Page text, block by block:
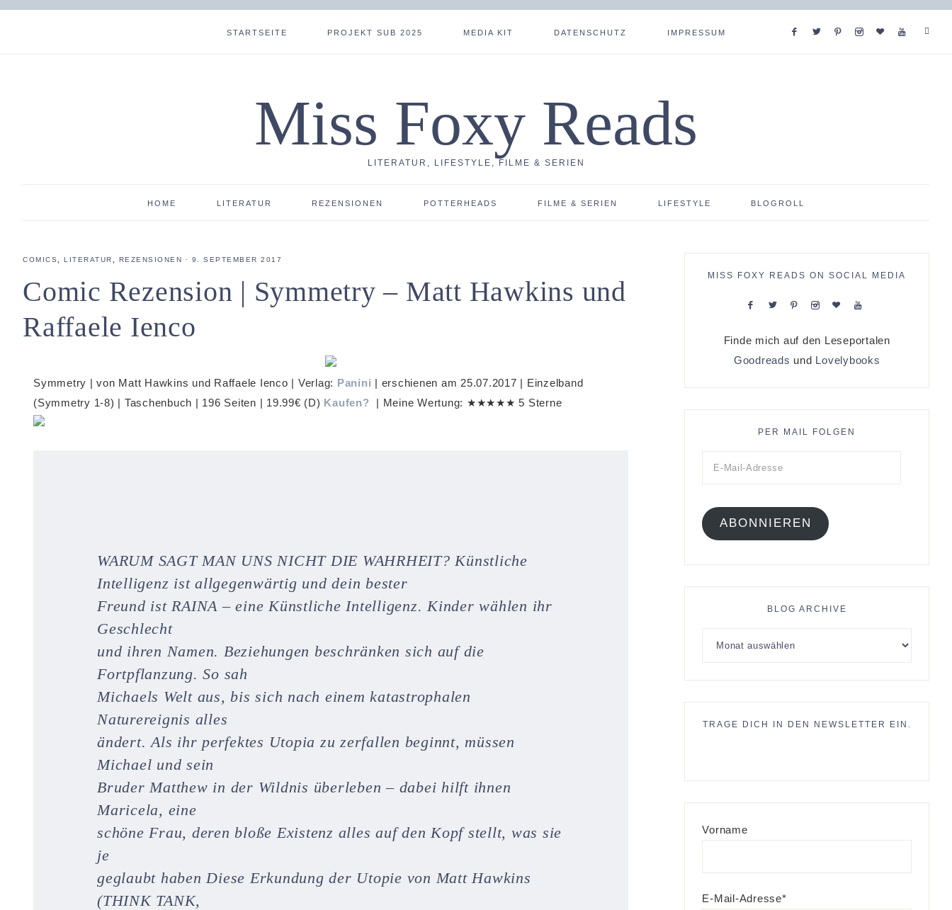
STARTSEITE PROJEKT SUB 2025 MEDIA KIT DATENSCHUTZ IMPRESSUM
Miss Foxy Reads
LITERATUR, LIFESTYLE, FILME & SERIEN
HOME LITERATUR REZENSIONEN POTTERHEADS FILME & SERIEN LIFESTYLE BLOGROLL
COMICS LITERATUR REZENSIONEN · 9. SEPTEMBER 2017
Comic Rezension | Symmetry – Matt Hawkins und
Raffaele Ienco
Symmetry | von Matt Hawkins und Raffaele Ienco | Verlag: Panini | erschienen am 25.07.2017 | Einzelband
(Symmetry 1-8) | Taschenbuch | 196 Seiten | 19.99€ (D) Kaufen? | Meine Wertung: ★★★★★ 5 Sterne
WARUM SAGT MAN UNS NICHT DIE WAHRHEIT? Künstliche
Intelligenz ist allgegenwärtig und dein bester
Freund ist RAINA – eine Künstliche Intelligenz. Kinder wählen ihr
Geschlecht
und ihren Namen. Beziehungen beschränken sich auf die
Fortpflanzung. So sah
Michaels Welt aus, bis sich nach einem katastrophalen
Naturereignis alles
ändert. Als ihr perfektes Utopia zu zerfallen beginnt, müssen
Michael und sein
Bruder Matthew in der Wildnis überleben – dabei hilft ihnen
Maricela, eine
schöne Frau, deren bloße Existenz alles auf den Kopf stellt, was sie
je
geglaubt haben Diese Erkundung der Utopie von Matt Hawkins
(THINK TANK,
MISS FOXY READS ON SOCIAL MEDIA
Finde mich auf den Leseportalen
Goodreads und Lovelybooks
PER MAIL FOLGEN
ABONNIEREN
BLOG ARCHIVE
TRAGE DICH IN DEN NEWSLETTER EIN.
Vorname
E-Mail-Adresse*